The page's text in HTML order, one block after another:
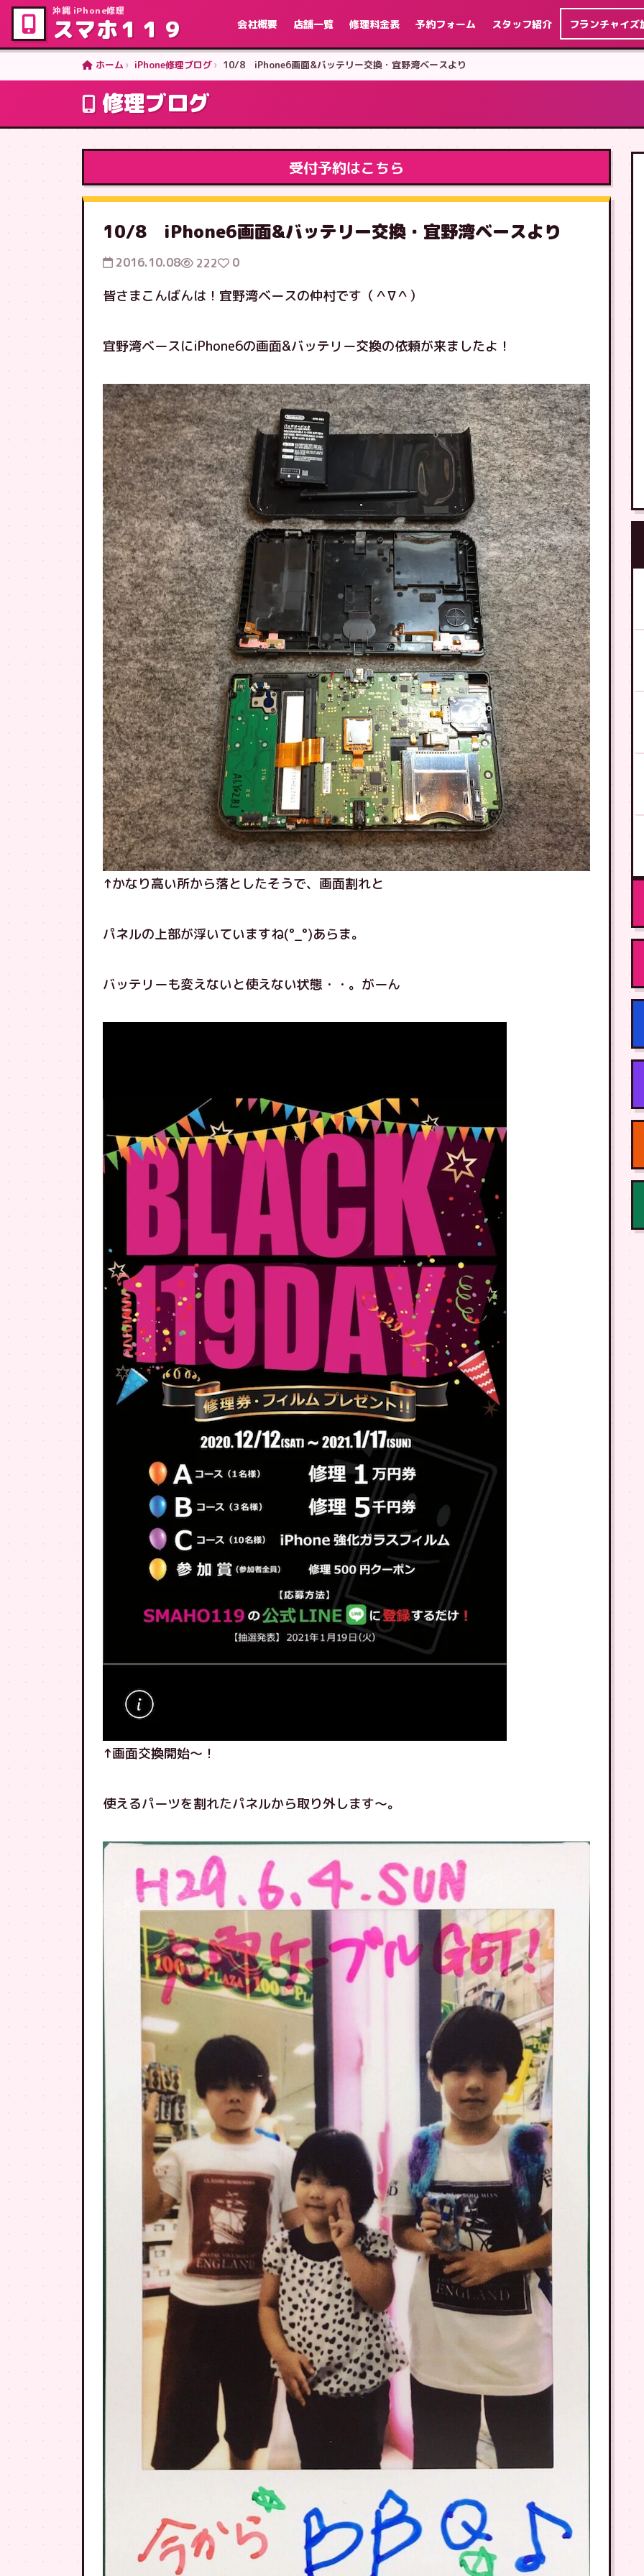
沖縄 iPhone修理
スマホ１１９ 会社概要 店舗一覧 修理料金表 予約フォーム スタッフ紹介 フランチャイズ
ホーム iPhone修理ブログ 10/8 iPhone6画面&バッテリー交換・宜野湾ベースより
修理ブログ
受付予約はこちら
10/8 iPhone6画面&バッテリー交換・宜野湾ベースより
2016.10.08 222 0
皆さまこんばんは！宜野湾ベースの仲村です（＾∇＾）
宜野湾ベースにiPhone6の画面&バッテリー交換の依頼が来ましたよ！
↑かなり高い所から落としたそうで、画面割れと
パネルの上部が浮いていますね(°_°)あらま。
バッテリーも変えないと使えない状態・・。がーん
↑画面交換開始〜！
使えるパーツを割れたパネルから取り外します〜。